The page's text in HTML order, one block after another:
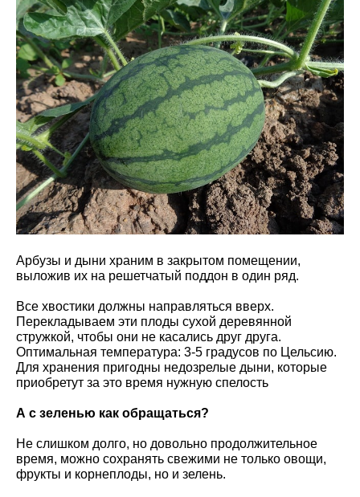
Арбузы и дыни храним в закрытом помещении,
выложив их на решетчатый поддон в один ряд.
Все хвостики должны направляться вверх.
Перекладываем эти плоды сухой деревянной
стружкой, чтобы они не касались друг друга.
Оптимальная температура: 3-5 градусов по Цельсию.
Для хранения пригодны недозрелые дыни, которые
приобретут за это время нужную спелость
А с зеленью как обращаться?
Не слишком долго, но довольно продолжительное
время, можно сохранять свежими не только овощи,
фрукты и корнеплоды, но и зелень.